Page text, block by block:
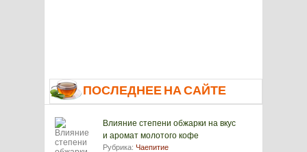
ПОСЛЕДНЕЕ НА САЙТЕ
Влияние степени обжарки на вкус
и аромат молотого кофе
Рубрика: Чаепитие